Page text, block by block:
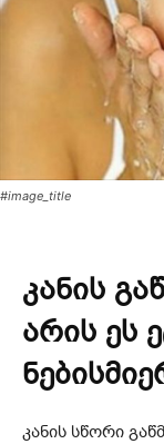
#image_title
კანის
არის ეს
კანის სწორი